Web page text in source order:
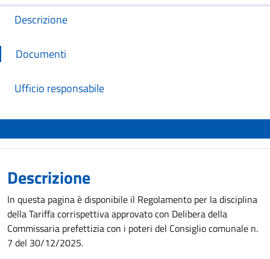
Descrizione
Documenti
Ufficio responsabile
Descrizione
In questa pagina è disponibile il Regolamento per la disciplina
della Tariffa corrispettiva approvato con Delibera della
Commissaria prefettizia con i poteri del Consiglio comunale n.
7 del 30/12/2025.